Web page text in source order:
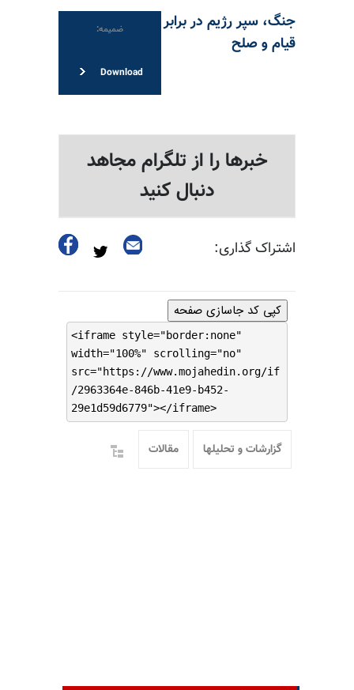
ضمیمه:
Download
جنگ، سپر رژیم در برابر
قیام و صلح
خبرها را از تلگرام مجاهد
دنبال کنید
اشتراک گذاری:
کپی کد جاسازی صفحه
<iframe style="border:none"
width="100%" scrolling="no"
src="https://www.mojahedin.org/if
/2963364e-846b-41e9-b452-
29e1d59d6779"></iframe>
گزارشات و تحلیلها مقالات